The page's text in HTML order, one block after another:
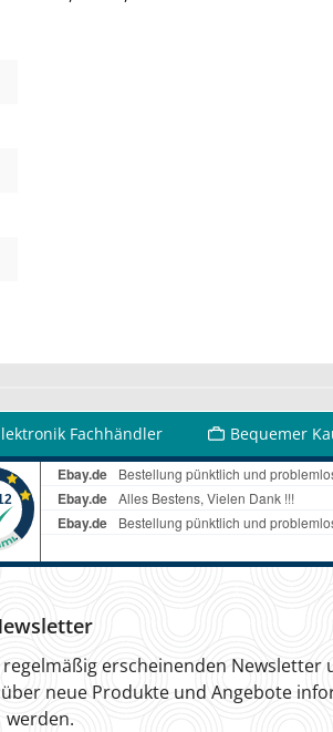
Fachhändler Bequemer
erscheinenden Newsletter
neue Produkte und Angebote
werden.